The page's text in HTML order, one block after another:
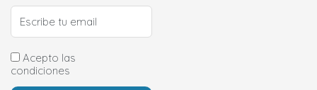
Acepto las
condiciones